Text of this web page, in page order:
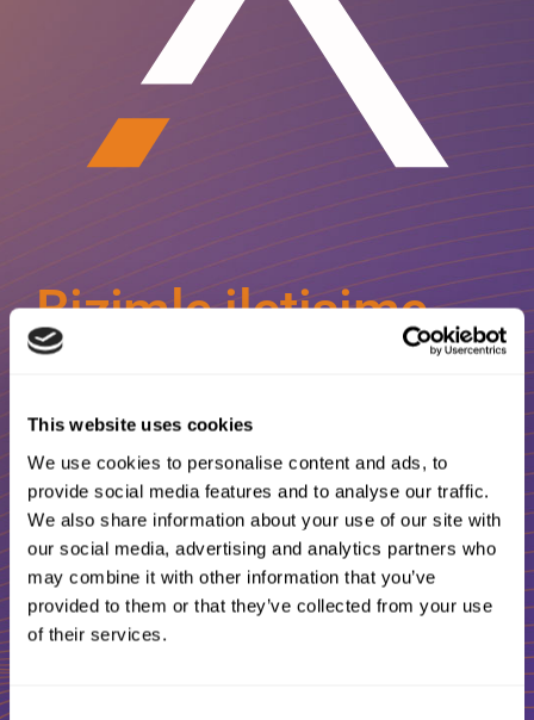
This website uses cookies
We use cookies to personalise content and ads, to
provide social media features and to analyse our traffic.
We also share information about your use of our site with
our social media, advertising and analytics partners who
may combine it with other information that you’ve
provided to them or that they’ve collected from your use
of their services.
Consent
Bizimle iletişime
geçin
ICT ve Telekomünikasyon
projelerinizde size yardımcı olacak
yetenekli ve güler yüzlü bir
profesyonel mi arıyorsunuz?